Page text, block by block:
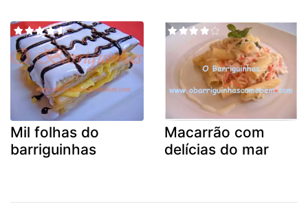
Mil folhas do
barriguinhas
Macarrão com
delícias do mar